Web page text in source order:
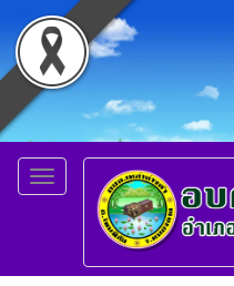
Toggle
navigation